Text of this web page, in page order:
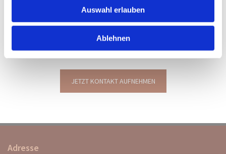
Auswahl erlauben
Ablehnen
Sie benötigen Krandienstleistungen und Kranarbeiten für Ihren privaten
Neubau oder Dachstühle auf Gewerbeobjekten? Bestellen Sie die Zimmerei
von Fintel GmbH am besten gleich telefonisch oder per E-Mail zu einer
JETZT KONTAKT AUFNEHMEN
Adresse